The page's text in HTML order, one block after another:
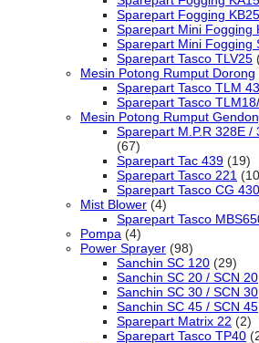
Sparepart Fogging
Sparepart Mini Fogging
Sparepart Mini Fogging
Sparepart Tasco TLV25
Mesin Potong Rumput Dorong
Sparepart Tasco TLM
Sparepart Tasco
Mesin Potong Rumput
Sparepart M.P.R 328E /
(67)
Sparepart Tac 439 (19)
Sparepart Tasco 221
Sparepart Tasco CG 430
Mist Blower (4)
Sparepart Tasco
Pompa (4)
Power Sprayer (98)
Sanchin SC 120 (29)
Sanchin SC 20 / SCN 20
Sanchin SC 30 / SCN 30
Sanchin SC 45 / SCN 45
Sparepart Matrix 22 (2)
Sparepart Tasco TP40